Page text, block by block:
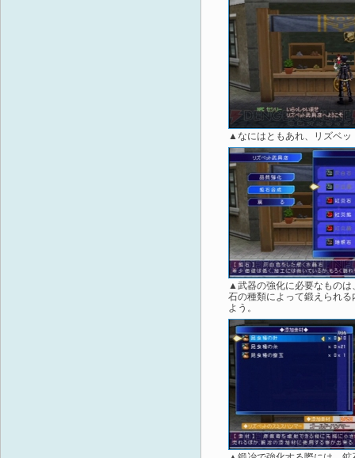
▲なにはともあれ、リズベ
▲武器の強化に必要なもの
石の種類によって鍛えられ
よう。